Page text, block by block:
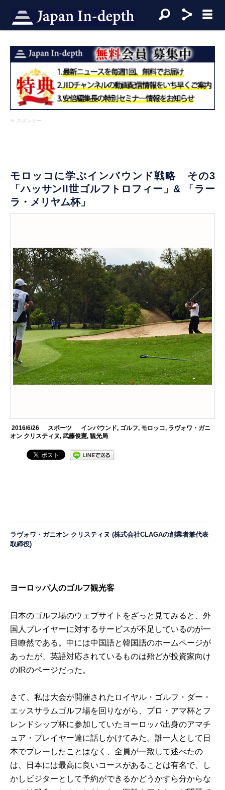
※ スポンサー
モロッコに学ぶインバウンド戦略 その3
「ハッサンII世ゴルフトロフィー」& 「ラー
ラ・メリヤム杯」
2016/6/26 スポーツ インバウンド, ゴルフ, モロッコ, ラヴォワ・ガニ
オン クリスティヌ,武藤俊憲,観光局
ラヴォワ・ガニオン クリスティヌ (株式会社CLAGAの創業者兼代表
取締役)
ヨーロッパ人のゴルフ観光客
日本のゴルフ場のウェブサイトをざっと見てみると、外
国人プレイヤーに対するサービスが不足しているのが一
目瞭然である。中には中国語と韓国語のホームページが
あったが、英語対応されているものは殆どが投資家向け
のIRのページだった。
さて、私は大会が開催されたロイヤル・ゴルフ・ダー・
エッスサラムゴルフ場を回りながら、プロ・アマ杯とフ
レンドシップ杯に参加していたヨーロッパ出身のアマチ
ュア・プレイヤー達に話しかけてみた。誰一人として日
本でプレーしたことはなく、全員が一致して述べたの
は、日本には最高に良いコースがあることは有名で、し
かしビジターとして予約ができるかどうかすら分からな